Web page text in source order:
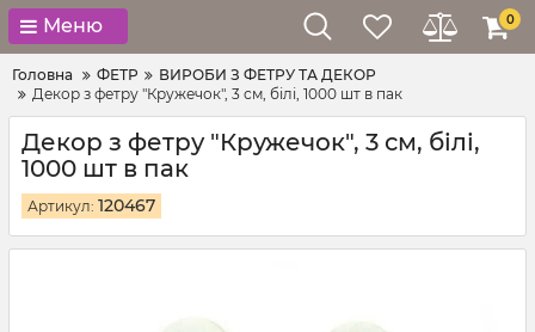
Меню 0
Головна ФЕТР
ВИРОБИ З ФЕТРУ ТА ДЕКОР
Декор з фетру "Кружечок", 3 см, білі, 1000 шт в пак
Декор з фетру "Кружечок", 3 см, білі,
1000 шт в пак
Артикул: 120467